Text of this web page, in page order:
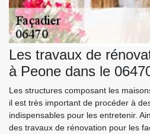
Les travaux de
à Peone dans le
Les structures composant les
il est très important de procéder à
indispensables pour les entretenir.
des travaux de rénovation pour les